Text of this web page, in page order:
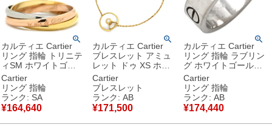
カルティエ Cartier
リング 指輪 トリニテ
ィSM ホワイトゴー
ルド×イエローゴール
ド×ピンクゴールド
#51(JP11) 3連 3カラ
ー 3ゴールド18K
750 2mm幅 10.5号
【中古】新品同様品
Cartier
リング 指輪
ランク: SA
¥164,640
カルティエ Cartier
ブレスレット アミュ
レット ドゥ XS ホワ
イト×イエローゴール
ド 白 シェル 1Pダイ
ヤモンド 750 18金
【中古】中古品
Cartier
ブレスレット
ランク: AB
¥171,500
カルティエ Cartier
リング 指輪 ラブリン
グ ホワイトゴールド
#47 クラシックモデ
ル LOVE Ring 750
18K WG 6.5号
B4084700 【中古】
中古品
Cartier
リング 指輪
ランク: AB
¥174,440